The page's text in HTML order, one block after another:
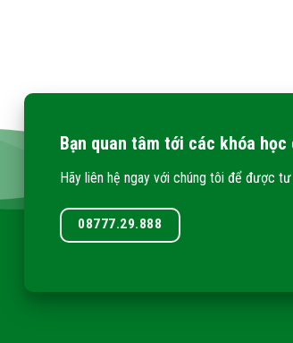
Bạn quan tâm tới các khóa
Hãy liên hệ ngay với chúng tôi để được
08777.29.888